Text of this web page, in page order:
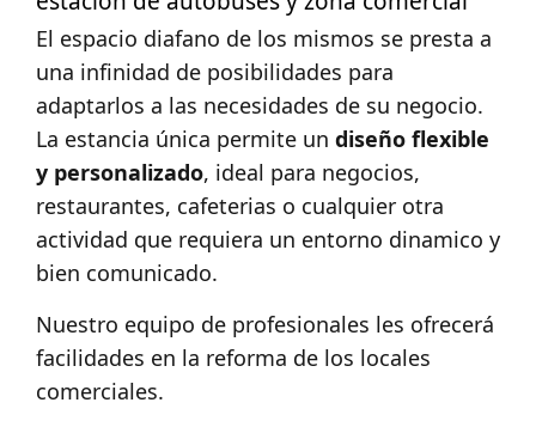
El espacio diafano de los mismos se presta a
una infinidad de posibilidades para
adaptarlos a las necesidades de su negocio.
La estancia única permite un diseño flexible
y personalizado, ideal para negocios,
restaurantes, cafeterias o cualquier otra
actividad que requiera un entorno dinamico y
bien comunicado.
Nuestro equipo de profesionales les ofrecerá
facilidades en la reforma de los locales
comerciales.